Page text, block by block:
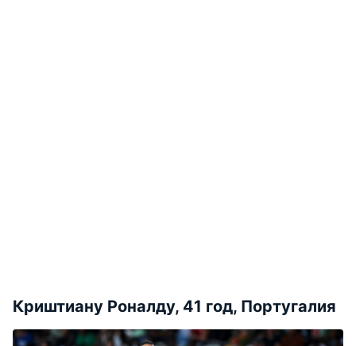
Криштиану Роналду, 41 год, Португалия